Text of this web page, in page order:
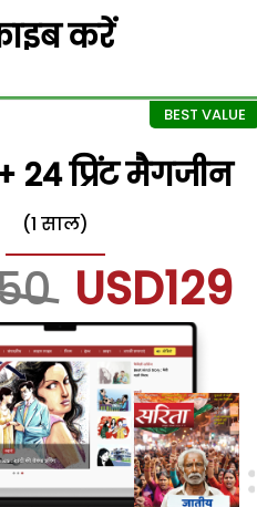
करें
24 प्रिंट मैगजीन
(1 साल)
USD129